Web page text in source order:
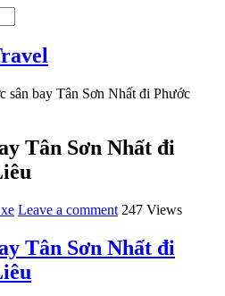
sân bay Tân Sơn Nhất đi Phước
Tân Sơn Nhất đi
Leave a comment 247 Views
Tân Sơn Nhất đi